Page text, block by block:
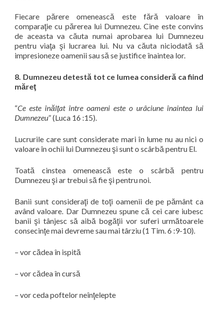
Fiecare părere omenească este fără valoare în
comparaţie cu părerea lui Dumnezeu. Cine este convins
de aceasta va căuta numai aprobarea lui Dumnezeu
pentru viaţa şi lucrarea lui. Nu va căuta niciodată să
impresioneze oamenii sau să se justifice înaintea lor.
8. Dumnezeu detestă tot ce lumea consideră ca fiind
măreţ
“Ce este înălţat între oameni este o urâciune înaintea lui
Dumnezeu” (Luca 16 :15).
Lucrurile care sunt considerate mari în lume nu au nici o
valoare în ochii lui Dumnezeu şi sunt o scârbă pentru El.
Toată cinstea omenească este o scârbă pentru
Dumnezeu şi ar trebui să fie şi pentru noi.
Banii sunt consideraţi de toţi oamenii de pe pământ ca
având valoare. Dar Dumnezeu spune că cei care iubesc
banii şi tânjesc să aibă bogăţii vor suferi următoarele
consecinţe mai devreme sau mai târziu (1 Tim. 6 :9-10).
– vor cădea în ispită
– vor cădea în cursă
– vor ceda poftelor neînţelepte